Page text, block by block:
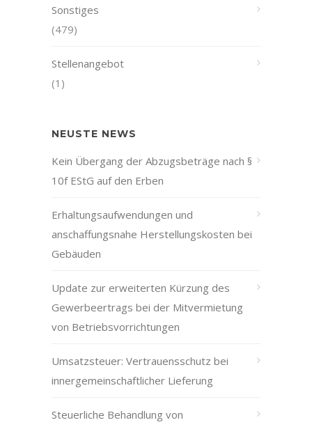
Sonstiges
(479)
Stellenangebot
(1)
NEUSTE NEWS
Kein Übergang der Abzugsbeträge nach §
10f EStG auf den Erben
Erhaltungsaufwendungen und
anschaffungsnahe Herstellungskosten bei
Gebäuden
Update zur erweiterten Kürzung des
Gewerbeertrags bei der Mitvermietung
von Betriebsvorrichtungen
Umsatzsteuer: Vertrauensschutz bei
innergemeinschaftlicher Lieferung
Steuerliche Behandlung von